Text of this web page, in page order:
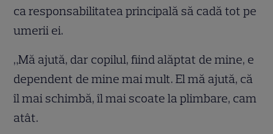
ca responsabilitatea principală să cadă tot pe
umerii ei.
„Mă ajută, dar copilul, fiind alăptat de mine, e
dependent de mine mai mult. El mă ajută, că
îl mai schimbă, îl mai scoate la plimbare, cam
atât.